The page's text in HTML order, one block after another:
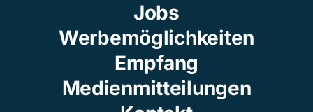
Jobs
Werbemöglichkeiten
Empfang
Medienmitteilungen